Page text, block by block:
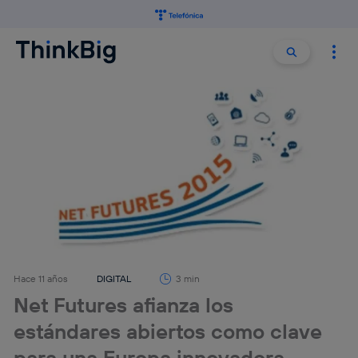
Buscar
Hace 11 años DIGITAL 3 min
Net Futures afianza los
estándares abiertos como clave